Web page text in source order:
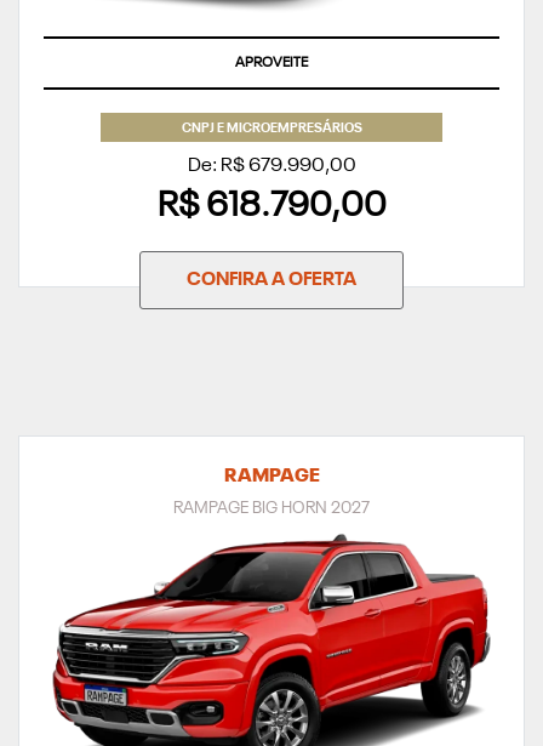
APROVEITE
CNPJ E MICROEMPRESÁRIOS
De: R$ 679.990,00
R$ 618.790,00
CONFIRA A OFERTA
RAMPAGE
RAMPAGE BIG HORN 2027